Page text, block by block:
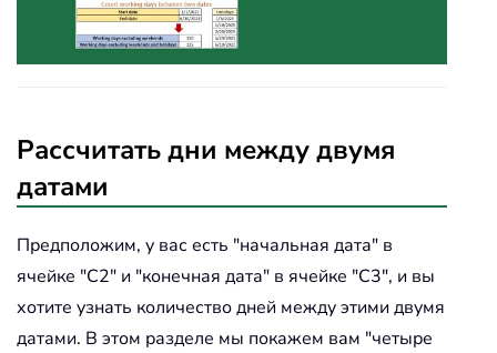
Рассчитать дни между двумя
датами
Предположим, у вас есть "начальная дата" в
ячейке "C2" и "конечная дата" в ячейке "C3", и вы
хотите узнать количество дней между этими двумя
датами. В этом разделе мы покажем вам "четыре